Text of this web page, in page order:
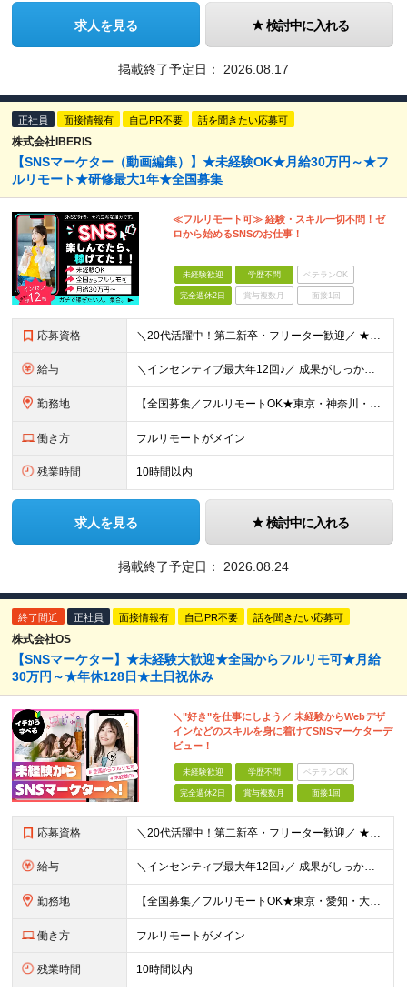
求人を見る 検討中に入れる
掲載終了予定日： 2026.08.17
正社員 面接情報有 自己PR不要 話を聞きたい応募可
株式会社IBERIS
【SNSマーケター（動画編集）】★未経験OK★月給30万円～★フ
ルリモート★研修最大1年★全国募集
≪フルリモート可≫ 経験・スキル一切不問！ゼ
ロから始めるSNSのお仕事！
未経験歓迎 学歴不問 ベテランOK
完全週休2日 賞与複数月 面接1回
応募資格 ＼20代活躍中！第二新卒・フリーター歓迎／ ★未経験歓迎！学歴・転職回数不問★ ◎Instagram／TikTok／X／YouTubeなど、 SNSを見るのが好きな方大歓迎です♪ ＼100％ポテン
給与 ＼インセンティブ最大年12回♪／ 成果がしっかり収入に反映される給与制度です！ 月給30万円＋インセンティブ（最大年12回） ★スキル、適性に応じて優遇 【試用期間について】 ・期間：1年 ・給与
勤務地 【全国募集／フルリモートOK★東京・神奈川・埼玉・大阪・福岡で積極採用中】 在宅勤務、または関東（東京・神奈川・埼玉など）または関西（大阪府など）、九州（福岡）のプロジェクト先 ★フルリモート可（通
働き方 フルリモートがメイン
残業時間 10時間以内
求人を見る 検討中に入れる
掲載終了予定日： 2026.08.24
終了間近 正社員 面接情報有 自己PR不要 話を聞きたい応募可
株式会社OS
【SNSマーケター】★未経験大歓迎★全国からフルリモ可★月給
30万円～★年休128日★土日祝休み
＼"好き"を仕事にしよう／ 未経験からWebデザ
インなどのスキルを身に着けてSNSマーケターデ
ビュー！
未経験歓迎 学歴不問 ベテランOK
完全週休2日 賞与複数月 面接1回
応募資格 ＼20代活躍中！第二新卒・フリーター歓迎／ ★未経験歓迎！学歴・転職回数不問★ ◎Instagram／TikTok／X／YouTubeなど、 SNSを見るのが好きな方大歓迎です♪ ＼100％ポテ
給与 ＼インセンティブ最大年12回♪／ 成果がしっかり収入に反映される給与制度です！ ■月給30万円＋インセンティブ（最大年12回） ★スキル、適性に応じて優遇 【試用期間について】 ・期間：6ヶ月 ・
勤務地 【全国募集／フルリモートOK★東京・愛知・大阪・福岡で積極採用中】 在宅勤務、または関東（東京）または中部（名古屋）、関西（大阪）九州（福岡）のプロジェクト先 ★フルリモート可（通勤不要） ★あなた
働き方 フルリモートがメイン
残業時間 10時間以内